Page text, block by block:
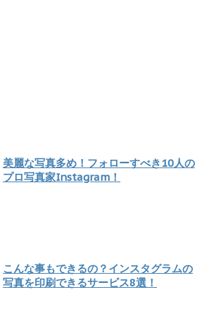
美麗な写真多め！フォローすべき10人の
プロ写真家Instagram！
こんな事もできるの？インスタグラムの
写真を印刷できるサービス8選！